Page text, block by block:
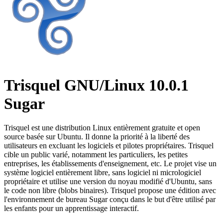
Trisquel GNU/Linux 10.0.1
Sugar
Trisquel est une distribution Linux entièrement gratuite et open
source basée sur Ubuntu. Il donne la priorité à la liberté des
utilisateurs en excluant les logiciels et pilotes propriétaires. Trisquel
cible un public varié, notamment les particuliers, les petites
entreprises, les établissements d'enseignement, etc. Le projet vise un
système logiciel entièrement libre, sans logiciel ni micrologiciel
propriétaire et utilise une version du noyau modifié d'Ubuntu, sans
le code non libre (blobs binaires). Trisquel propose une édition avec
l'environnement de bureau Sugar conçu dans le but d'être utilisé par
les enfants pour un apprentissage interactif.